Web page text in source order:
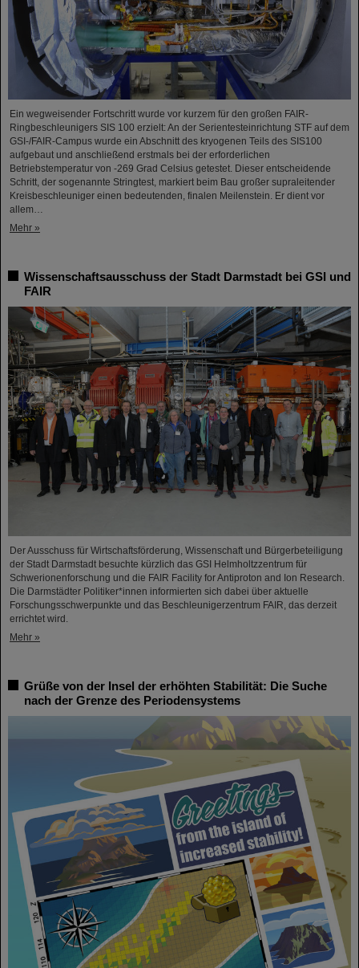
Ein wegweisender Fortschritt wurde vor kurzem für den großen FAIR-
Ringbeschleunigers SIS 100 erzielt: An der Serientesteinrichtung STF auf dem
GSI-/FAIR-Campus wurde ein Abschnitt des kryogenen Teils des SIS100
aufgebaut und anschließend erstmals bei der erforderlichen
Betriebstemperatur von -269 Grad Celsius getestet. Dieser entscheidende
Schritt, der sogenannte Stringtest, markiert beim Bau großer supraleitender
Kreisbeschleuniger einen bedeutenden, finalen Meilenstein. Er dient vor
allem…
Mehr »
Wissenschaftsausschuss der Stadt Darmstadt bei GSI und
FAIR
Der Ausschuss für Wirtschaftsförderung, Wissenschaft und Bürgerbeteiligung
der Stadt Darmstadt besuchte kürzlich das GSI Helmholtzzentrum für
Schwerionenforschung und die FAIR Facility for Antiproton and Ion Research.
Die Darmstädter Politiker*innen informierten sich dabei über aktuelle
Forschungsschwerpunkte und das Beschleunigerzentrum FAIR, das derzeit
errichtet wird.
Mehr »
Grüße von der Insel der erhöhten Stabilität: Die Suche
nach der Grenze des Periodensystems